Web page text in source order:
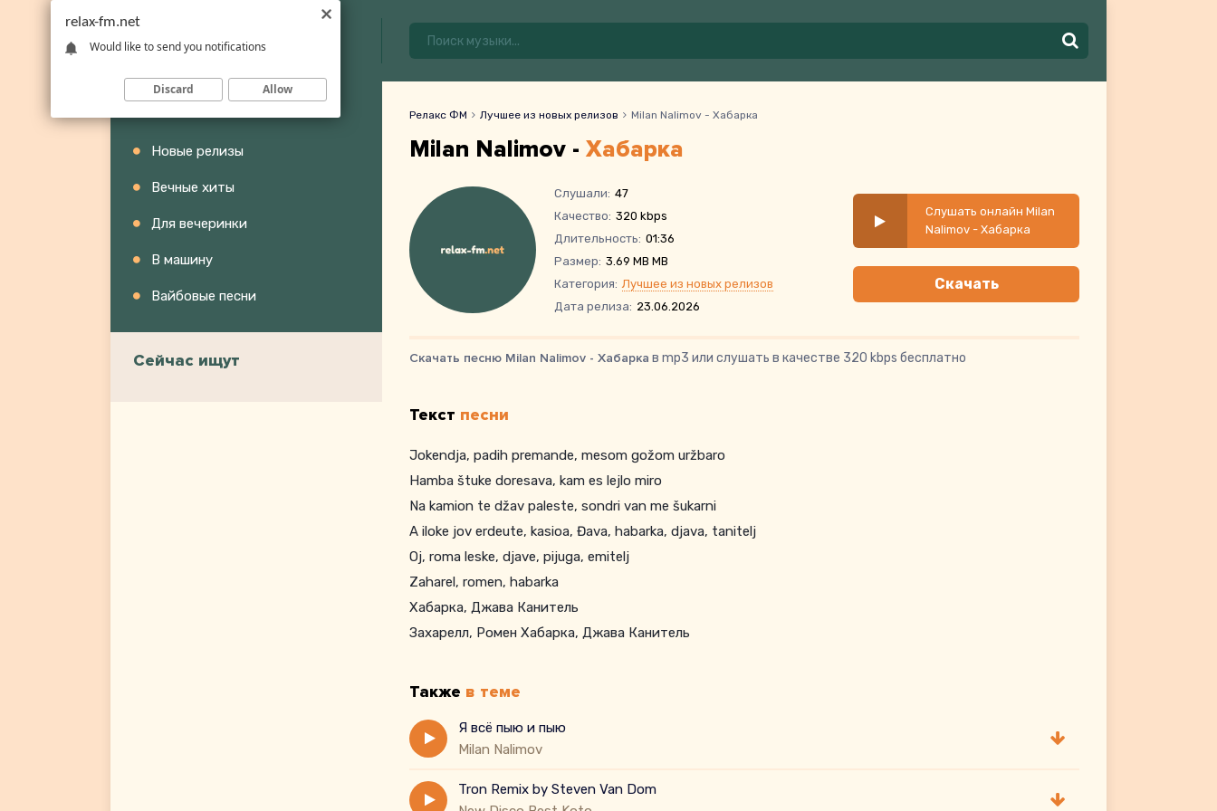
Новые релизы
Вечные хиты
Для вечеринки
В машину
Вайбовые песни
Сейчас ищут
Релакс ФМ Лучшее из новых релизов Milan Nalimov - Хабарка
Milan Nalimov - Хабарка
Слушали: 47
Качество: 320 kbps
Длительность: 01:36
Размер: 3.69 MB MB
Категория: Лучшее из новых релизов
Дата релиза: 23.06.2026
Слушать онлайн Milan
Nalimov - Хабарка
Скачать
Скачать песню Milan Nalimov - Хабарка в mp3 или слушать в качестве 320 kbps бесплатно
Текст песни
Jokendja, padih premande, mesom gožom uržbaro
Hamba štuke doresava, kam es lejlo miro
Na kamion te džav paleste, sondri van me šukarni
A iloke jov erdeute, kasioa, Đava, habarka, djava, tanitelj
Oj, roma leske, djave, pijuga, emitelj
Zaharel, romen, habarka
Хабарка, Джава Канитель
Захарелл, Ромен Хабарка, Джава Канитель
Также в теме
Я всё пыю и пыю
Milan Nalimov
Tron Remix by Steven Van Dom
relax-fm.net
Would like to send you notifications
Discard Allow